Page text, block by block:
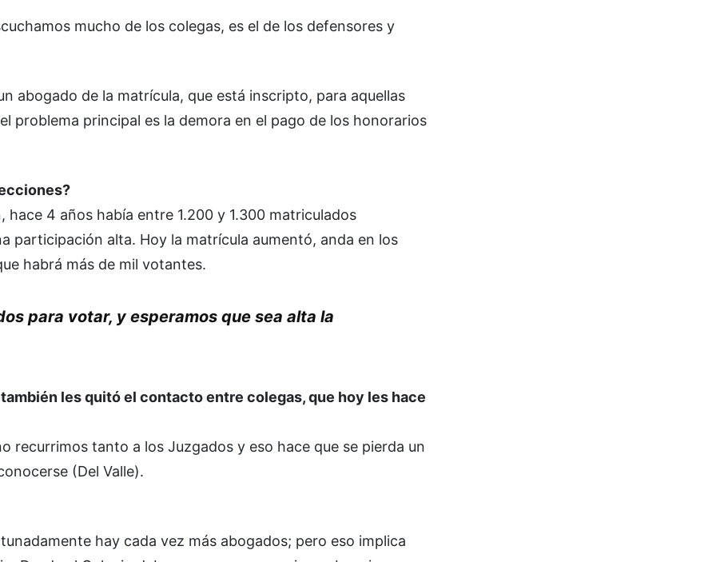
mucho de los colegas, es el de los defensores y
abogado de la matrícula, que está inscripto, para aquellas
problema principal es la demora en el pago de los honorarios
4 años había entre 1.200 y 1.300 matriculados
participación alta. Hoy la matrícula aumentó, anda en los
habrá más de mil votantes.
para votar, y esperamos que sea alta la
les quitó el contacto entre colegas, que hoy les hace
recurrimos tanto a los Juzgados y eso hace que se pierda un
(Del Valle).
hay cada vez más abogados; pero eso implica